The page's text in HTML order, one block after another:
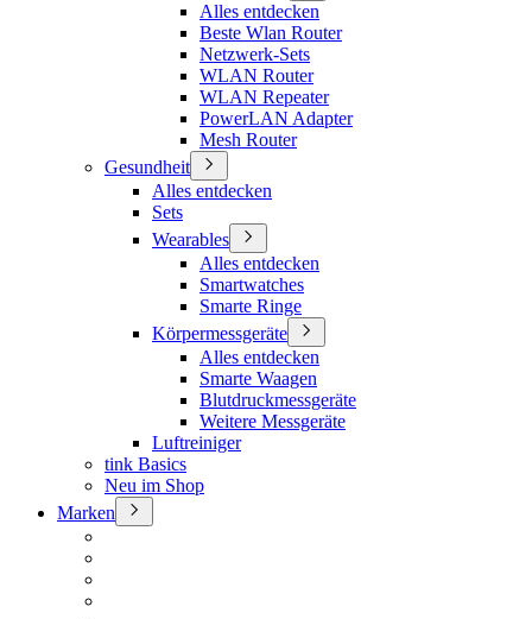
Alles entdecken
Beste Wlan Router
Netzwerk-Sets
WLAN Router
WLAN Repeater
PowerLAN Adapter
Mesh Router
Gesundheit
Alles entdecken
Sets
Wearables
Alles entdecken
Smartwatches
Smarte Ringe
Körpermessgeräte
Alles entdecken
Smarte Waagen
Blutdruckmessgeräte
Weitere Messgeräte
Luftreiniger
tink Basics
Neu im Shop
Marken